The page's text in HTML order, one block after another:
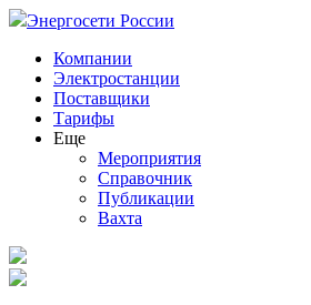
Энергосети России
Компании
Электростанции
Поставщики
Тарифы
Еще
Мероприятия
Справочник
Публикации
Вахта